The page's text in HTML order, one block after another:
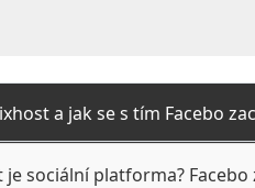
a jak se s tím Facebo
je sociální platforma?